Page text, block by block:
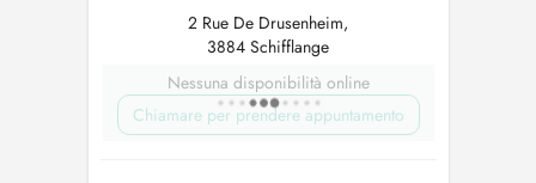
2 Rue De Drusenheim,
3884 Schifflange
Nessuna disponibilità online
Chiamare per prendere appuntamento